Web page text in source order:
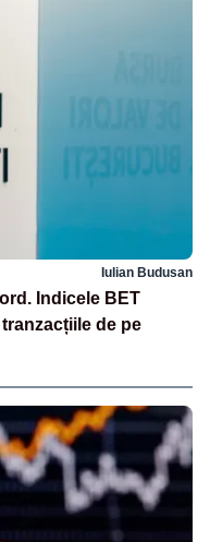
Iulian Budusan
Indicele BET
de pe